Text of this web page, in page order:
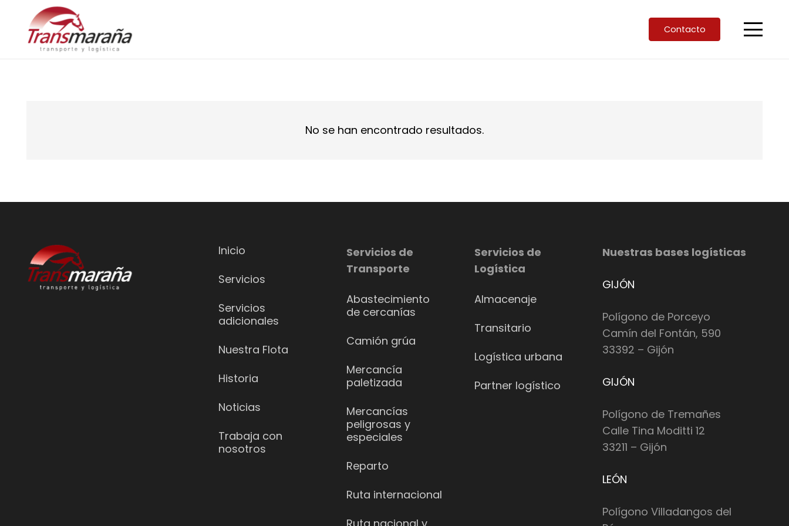
Contacto
No se han encontrado resultados.
Inicio
Servicios
Servicios
adicionales
Nuestra Flota
Historia
Noticias
Trabaja con
nosotros
Servicios de
Transporte
Abastecimiento
de cercanías
Camión grúa
Mercancía
paletizada
Mercancías
peligrosas y
especiales
Reparto
Ruta internacional
Servicios de
Logística
Almacenaje
Transitario
Logística urbana
Partner logístico
Nuestras bases logísticas
GIJÓN
Polígono de Porceyo
Camín del Fontán, 590
33392 – Gijón
GIJÓN
Polígono de Tremañes
Calle Tina Moditti 12
33211 – Gijón
LEÓN
Polígono Villadangos del